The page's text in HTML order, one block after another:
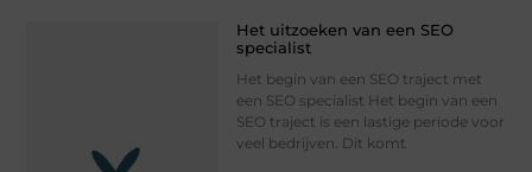
Het uitzoeken van een SEO
specialist
Het begin van een SEO traject met
een SEO specialist Het begin van een
SEO traject is een lastige periode voor
veel bedrijven. Dit komt